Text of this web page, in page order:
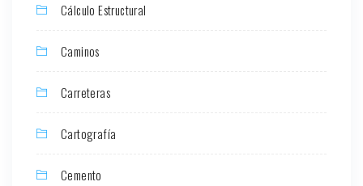
Cálculo Estructural
Caminos
Carreteras
Cartografía
Cemento